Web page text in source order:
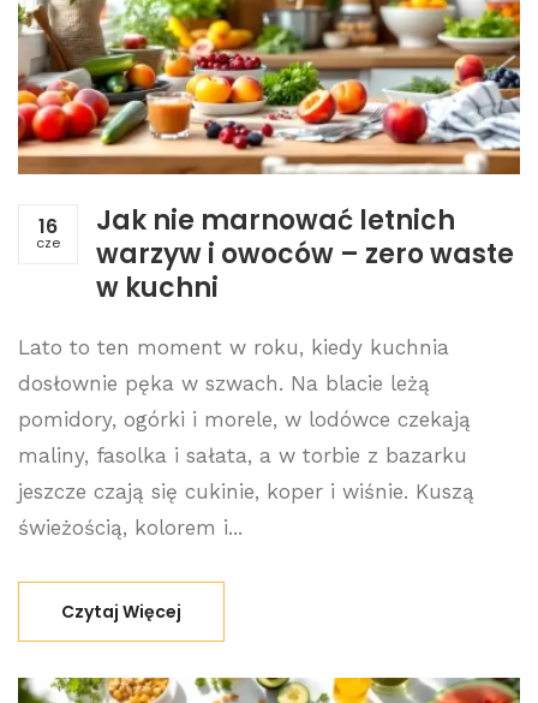
16
cze
Jak nie marnować letnich
warzyw i owoców – zero waste
w kuchni
Lato to ten moment w roku, kiedy kuchnia
dosłownie pęka w szwach. Na blacie leżą
pomidory, ogórki i morele, w lodówce czekają
maliny, fasolka i sałata, a w torbie z bazarku
jeszcze czają się cukinie, koper i wiśnie. Kuszą
świeżością, kolorem i...
Czytaj Więcej